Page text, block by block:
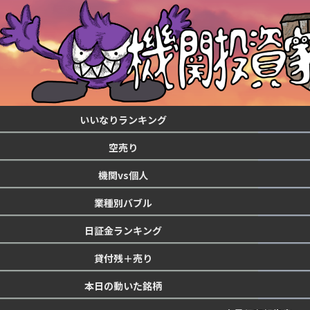
いいなりランキング
空売り
機関vs個人
業種別バブル
日証金ランキング
貸付残＋売り
本日の動いた銘柄